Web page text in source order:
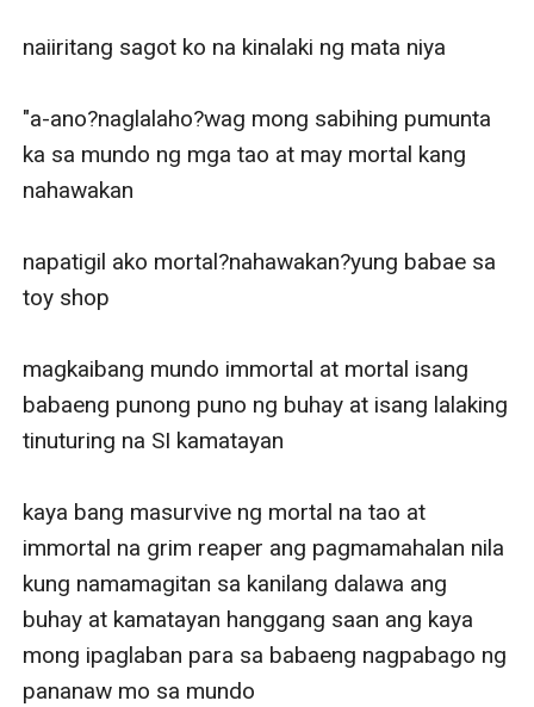
naiiritang sagot ko na kinalaki ng mata niya
"a-ano?naglalaho?wag mong sabihing pumunta
ka sa mundo ng mga tao at may mortal kang
nahawakan
napatigil ako mortal?nahawakan?yung babae sa
toy shop
magkaibang mundo immortal at mortal isang
babaeng punong puno ng buhay at isang lalaking
tinuturing na SI kamatayan
kaya bang masurvive ng mortal na tao at
immortal na grim reaper ang pagmamahalan nila
kung namamagitan sa kanilang dalawa ang
buhay at kamatayan hanggang saan ang kaya
mong ipaglaban para sa babaeng nagpabago ng
pananaw mo sa mundo